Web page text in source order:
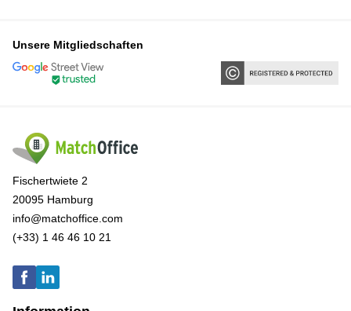
Unsere Mitgliedschaften
Fischertwiete 2
20095 Hamburg
info@matchoffice.com
(+33) 1 46 46 10 21